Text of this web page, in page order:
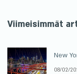
Viimeisimmät
New
08/02/